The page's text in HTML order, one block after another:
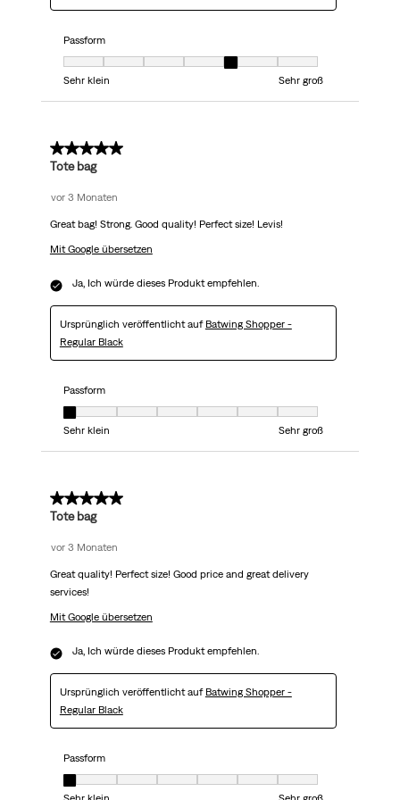
Passform
Passform, 5 von 7, wobei 1 gleich Sehr klein ist und 7 gleich Sehr groß
Sehr klein
Sehr groß
5 von 5 Sternen.
Tote bag
vor 3 Monaten
Great bag! Strong. Good quality! Perfect size! Levis!
Mit Google übersetzen
Ja, Ich würde dieses Produkt empfehlen.
Ursprünglich veröffentlicht auf Batwing Shopper -
Regular Black
Passform
Passform, 1 von 7, wobei 1 gleich Sehr klein ist und 7 gleich Sehr groß
Sehr klein
Sehr groß
5 von 5 Sternen.
Tote bag
vor 3 Monaten
Great quality! Perfect size! Good price and great delivery
services!
Mit Google übersetzen
Ja, Ich würde dieses Produkt empfehlen.
Ursprünglich veröffentlicht auf Batwing Shopper -
Regular Black
Passform
Passform, 1 von 7, wobei 1 gleich Sehr klein ist und 7 gleich Sehr groß